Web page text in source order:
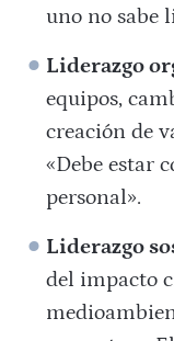
uno no sabe
Liderazgo
equipos,
creación de
«Debe estar
personal».
Liderazgo s
del impacto